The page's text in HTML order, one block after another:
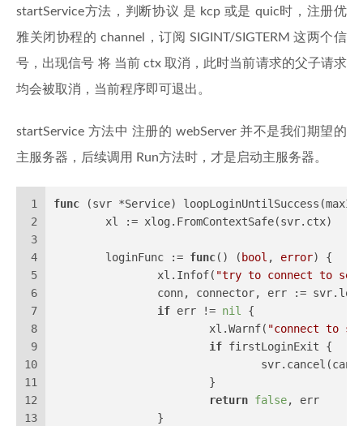
startService方法，判断协议 是 kcp 或是 quic时，注册优
雅关闭协程的 channel，订阅 SIGINT/SIGTERM 这两个信
号，出现信号 将 当前 ctx 取消，此时当前请求的父子请求
均会被取消，当前程序即可退出。
startService 方法中 注册的 webServer 并不是我们期望的
主服务器，后续调用 Run方法时，才是启动主服务器。
1
2
3
4
5
6
7
8
9
10
11
12
13
func (svr *Service)
	xl := xlog.FromContextSafe(svr.ctx)
	loginFunc :=
func() ( bool , error) {
		xl.Infof(
"try to connect to
conn, connector, err :=
if err != nil
{
			xl.Warnf(
"connect to
if firstLoginExit {
			}
return false, err
		}